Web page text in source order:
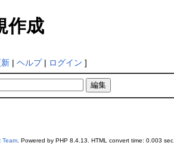
作成
| ヘルプ| ログイン ]
Team. Powered by PHP 8.4.13. HTML convert time: 0.003 sec.